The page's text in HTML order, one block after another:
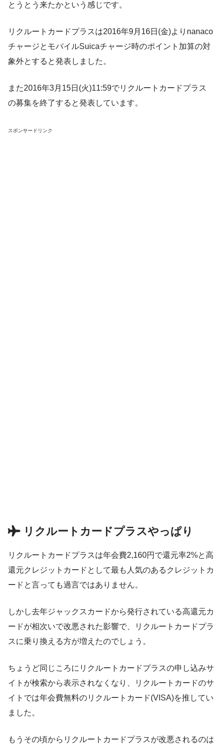
とうとう来たかという感じです。
リクルートカードプラスは2016年9月16日(金)よりnanaco
チャージとモバイルSuicaチャージ時のポイント加算の対
象外とすると発表しました。
また2016年3月15日(火)11:59でリクルートカードプラス
の募集を終了すると発表しています。
スポンサードリンク
リクルートカードプラスやっぱり
リクルートカードプラスは年会費2,160円で還元率2%と高
還元クレジットカードとして最も人気のあるクレジットカ
ードと言っても過言ではありません。
しかし去年ジャックスカードから発行されている高還元カ
ードが相次いで改悪された影響で、リクルートカードプラ
スに乗り換える方が増えたのでしょう。
ちょうど同じころにリクルートカードプラスの申し込みサ
イトが検索から表示されなくなり、リクルートカードのサ
イトでは年会費無料のリクルートカード(VISA)を推してい
ました。
もうその頃からリクルートカードプラスが改悪されるのは